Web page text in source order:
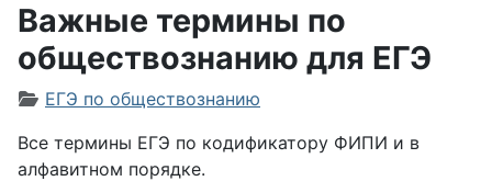
Важные термины по
обществознанию для ЕГЭ
Информация о материале
ЕГЭ по обществознанию
Все термины ЕГЭ по кодификатору ФИПИ и в
алфавитном порядке.